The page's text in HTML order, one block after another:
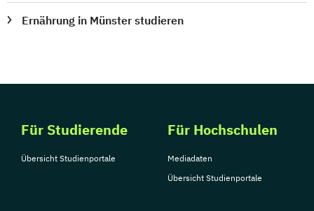
Ernährung in Münster studieren
Für Studierende
Übersicht Studienportale
Für Hochschulen
Mediadaten
Übersicht Studienportale